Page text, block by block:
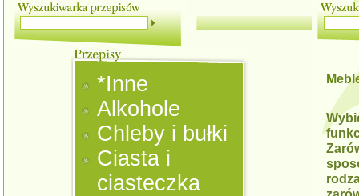
*Inne
Alkohole
Chleby i bułki
Ciasta i
ciasteczka